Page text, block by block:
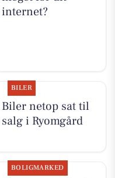
internet?
BILER
Biler netop sat til
salg i Ryomgård
BOLIGMARKED